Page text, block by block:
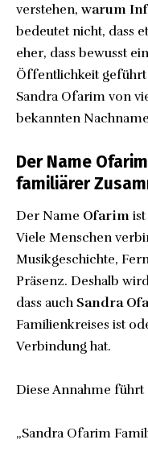
verstehen, warum
bedeutet nicht, dass
eher, dass bewusst
Öffentlichkeit geführt
Sandra Ofarim von
bekannten
Der Name
familiärer
Der Name Ofarim
Viele Menschen
Musikgeschichte,
Präsenz. Deshalb
dass auch Sandra
Familienkreises ist
Verbindung hat.
Diese Annahme führt
„Sandra Ofarim